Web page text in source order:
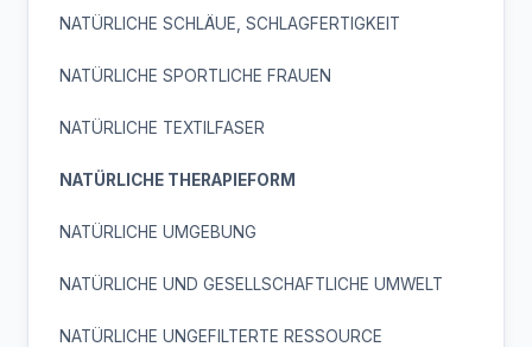
NATÜRLICHE SCHLÄUE, SCHLAGFERTIGKEIT
NATÜRLICHE SPORTLICHE FRAUEN
NATÜRLICHE TEXTILFASER
NATÜRLICHE THERAPIEFORM
NATÜRLICHE UMGEBUNG
NATÜRLICHE UND GESELLSCHAFTLICHE UMWELT
NATÜRLICHE UNGEFILTERTE RESSOURCE